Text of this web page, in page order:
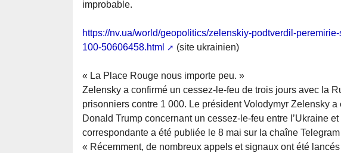
improbable.
https://nv.ua/world/geopolitics/zelenskiy-podtverdil-
100-50606458.html
(site ukrainien)
« La Place Rouge nous importe peu. »
Zelensky a confirmé un cessez-le-feu de trois jours avec la
prisonniers contre 1 000. Le président Volodymyr Zelensky
Donald Trump concernant un cessez-le-feu entre l’Ukraine
correspondante a été publiée le 8 mai sur la chaîne
« Récemment, de nombreux appels et signaux ont été